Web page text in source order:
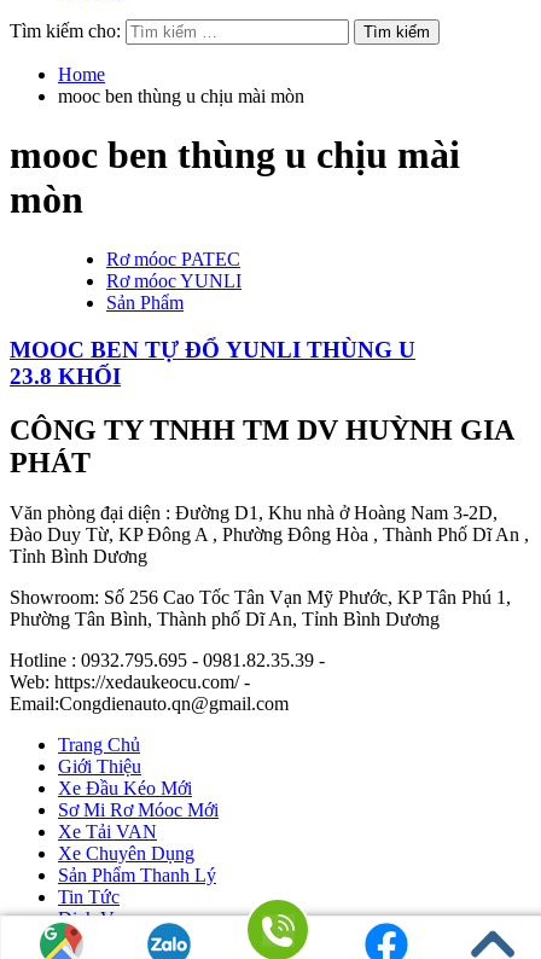
Tìm kiếm cho:
Home
mooc ben thùng u chịu mài mòn
mooc ben thùng u chịu mài
mòn
Rơ móoc PATEC
Rơ móoc YUNLI
Sản Phẩm
MOOC BEN TỰ ĐỔ YUNLI THÙNG U
23.8 KHỐI
CÔNG TY TNHH TM DV HUỲNH GIA
PHÁT
Văn phòng đại diện : Đường D1, Khu nhà ở Hoàng Nam 3-2D,
Đào Duy Từ, KP Đông A , Phường Đông Hòa , Thành Phố Dĩ An ,
Tỉnh Bình Dương
Showroom: Số 256 Cao Tốc Tân Vạn Mỹ Phước, KP Tân Phú 1,
Phường Tân Bình, Thành phố Dĩ An, Tỉnh Bình Dương
Hotline : 0932.795.695 - 0981.82.35.39 -
Web: https://xedaukeocu.com/ -
Email:Congdienauto.qn@gmail.com
Trang Chủ
Giới Thiệu
Xe Đầu Kéo Mới
Sơ Mi Rơ Móoc Mới
Xe Tải VAN
Xe Chuyên Dụng
Sản Phẩm Thanh Lý
Tin Tức
Dịch Vụ
Liên Hệ